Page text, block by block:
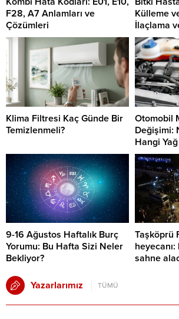
F28, A7 Anlamları ve
Çözümleri
Külleme
İlaçlama
Klima Filtresi Kaç Günde Bir
Temizlenmeli?
Otomobil
Değişimi:
Hangi Yağ
9-16 Ağustos Haftalık Burç
Yorumu: Bu Hafta Sizi Neler
Bekliyor?
Taşköprü
sahne
Yazarlarımız TÜMÜ